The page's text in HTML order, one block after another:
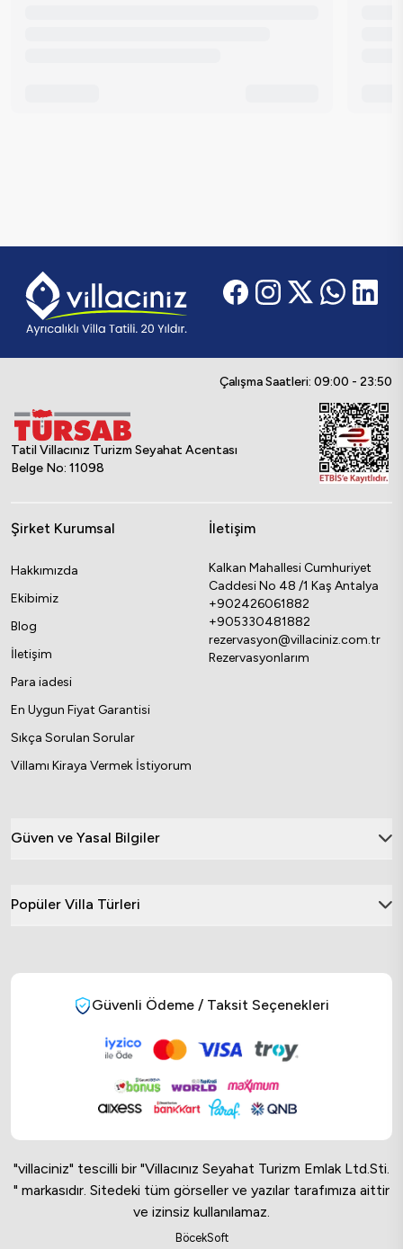
Çalışma Saatleri: 09:00 - 23:50
Tatil Villacınız Turizm Seyahat Acentası
Belge No: 11098
Şirket Kurumsal
Hakkımızda
Ekibimiz
Blog
İletişim
Para iadesi
En Uygun Fiyat Garantisi
Sıkça Sorulan Sorular
Villamı Kiraya Vermek İstiyorum
İletişim
Kalkan Mahallesi Cumhuriyet
Caddesi No 48 /1 Kaş Antalya
+902426061882
+905330481882
rezervasyon@villaciniz.com.tr
Rezervasyonlarım
Güven ve Yasal Bilgiler
Popüler Villa Türleri
Güvenli Ödeme / Taksit Seçenekleri
"villaciniz" tescilli bir "Villacınız Seyahat Turizm Emlak Ltd.Sti.
" markasıdır. Sitedeki tüm görseller ve yazılar tarafımıza aittir
ve izinsiz kullanılamaz.
BöcekSoft